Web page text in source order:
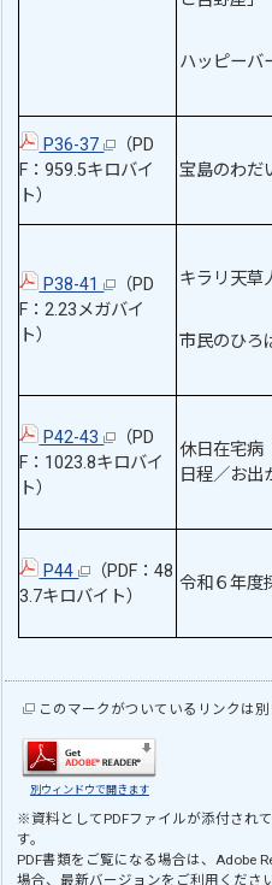
ハッピーバ
P36-37
（PD
F：959.5キロバイ
ト）
宝島のわだ
P38-41
（PD
F：2.23メガバイ
ト）
キラリ天草
市民のひろ
P42-43
（PD
F：1023.8キロバイ
ト）
休日在宅病
日程／お出
P44
（PDF：48
3.7キロバイト）
令和６年度
このマークがついているリンクは
別ウィンドウで開きます
※資料としてPDFファイルが添付され
す。
PDF書類をご覧になる場合は、Adobe
場合、最新バージョンをご利用ください